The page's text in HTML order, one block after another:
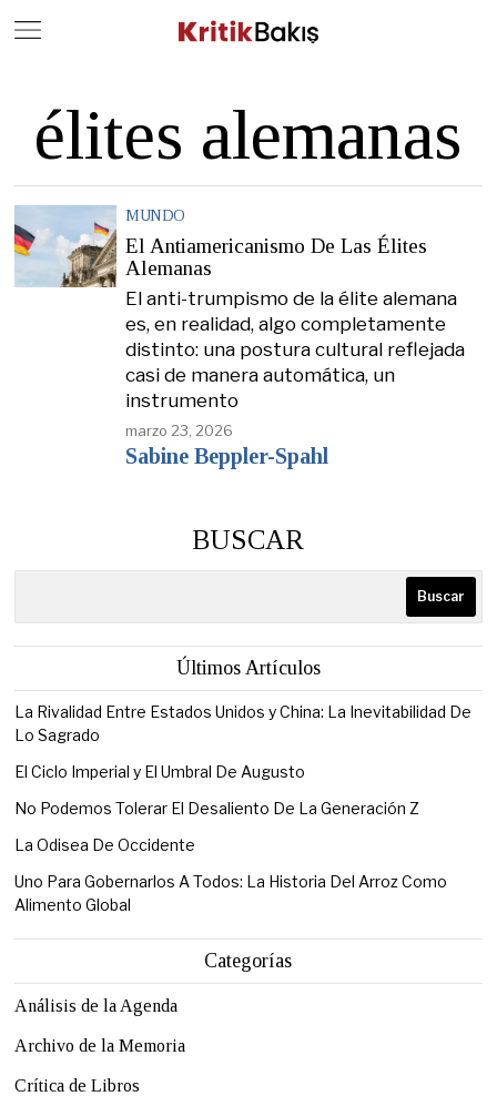
élites alemanas
MUNDO
El Antiamericanismo De Las Élites
Alemanas
El anti-trumpismo de la élite alemana
es, en realidad, algo completamente
distinto: una postura cultural reflejada
casi de manera automática, un
instrumento
marzo 23, 2026
Sabine Beppler-Spahl
BUSCAR
Buscar
Últimos Artículos
La Rivalidad Entre Estados Unidos y China: La Inevitabilidad De
Lo Sagrado
El Ciclo Imperial y El Umbral De Augusto
No Podemos Tolerar El Desaliento De La Generación Z
La Odisea De Occidente
Uno Para Gobernarlos A Todos: La Historia Del Arroz Como
Alimento Global
Categorías
Análisis de la Agenda
Archivo de la Memoria
Crítica de Libros